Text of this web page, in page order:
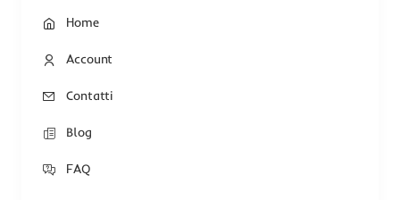
Home
Account
Contatti
Blog
FAQ